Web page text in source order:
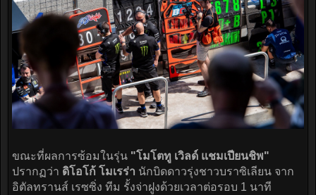
ขณะที่ผลการซ้อมในรุ่น "โมโตทู เวิลด์ แชมเปียนชิพ"
ปรากฏว่า ดิโอโก้ โมเรร่า นักบิดดาวรุ่งชาวบราซิเลียน จาก
อิตัลทรานส์ เรซซิ่ง ทีม รั้งจ่าฝูงด้วยเวลาต่อรอบ 1 นาที